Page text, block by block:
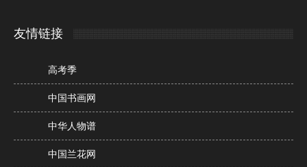
友情链接
高考季
中国书画网
中华人物谱
中国兰花网